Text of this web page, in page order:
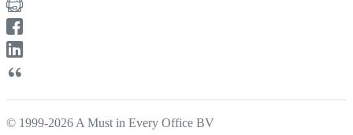
© 1999-2026 A Must in Every Office BV